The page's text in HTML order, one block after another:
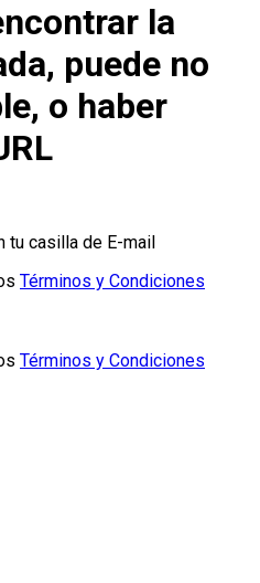
la
puede no
o haber
tu casilla de E-mail
Términos y Condiciones
Términos y Condiciones